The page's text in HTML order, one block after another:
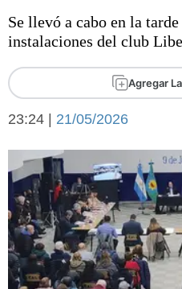
Deportes
Economía y campo
Sociedad y tiempo
libre
Se llevó a cabo en la
instalaciones del club
Agregar
23:24 | 21/05/2026